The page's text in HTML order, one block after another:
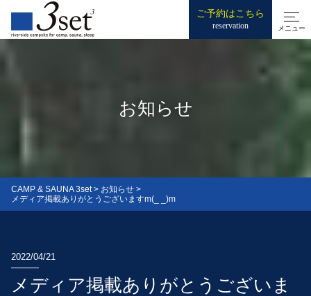
ご予約はこちら
reservation メニュー
お知らせ
CAMP & SAUNA 3set> お知らせ >
メディア掲載ありがとうございますm(_ _)m
2022/04/21
メディア掲載ありがとうございま